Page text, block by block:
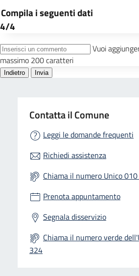
Contatta il Comune
Leggi le domande frequenti
Richiedi assistenza
Chiama il numero Unico
Prenota appuntamento
Segnala disservizio
Chiama il numero verde
324